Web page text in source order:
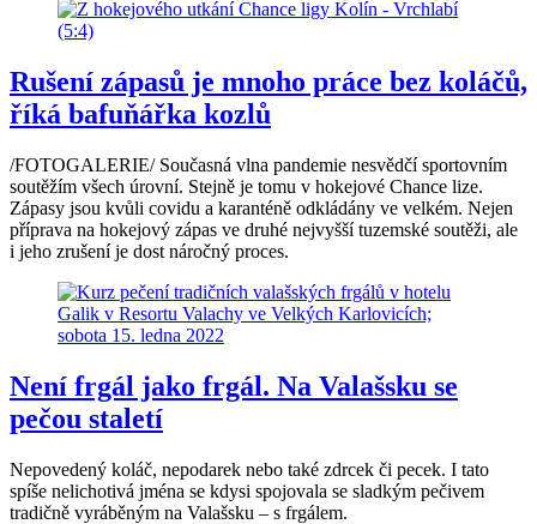
Rušení zápasů je mnoho práce bez koláčů,
říká bafuňářka kozlů
/FOTOGALERIE/ Současná vlna pandemie nesvědčí sportovním
soutěžím všech úrovní. Stejně je tomu v hokejové Chance lize.
Zápasy jsou kvůli covidu a karanténě odkládány ve velkém. Nejen
příprava na hokejový zápas ve druhé nejvyšší tuzemské soutěži, ale
i jeho zrušení je dost náročný proces.
Není frgál jako frgál. Na Valašsku se
pečou staletí
Nepovedený koláč, nepodarek nebo také zdrcek či pecek. I tato
spíše nelichotivá jména se kdysi spojovala se sladkým pečivem
tradičně vyráběným na Valašsku – s frgálem.